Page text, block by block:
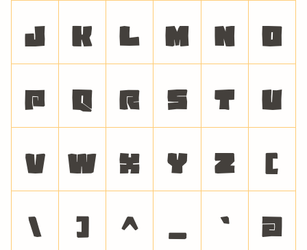
J
K L M N
O
P
Q R S T
U
V
W X Y Z
[
\
] ^ `
a